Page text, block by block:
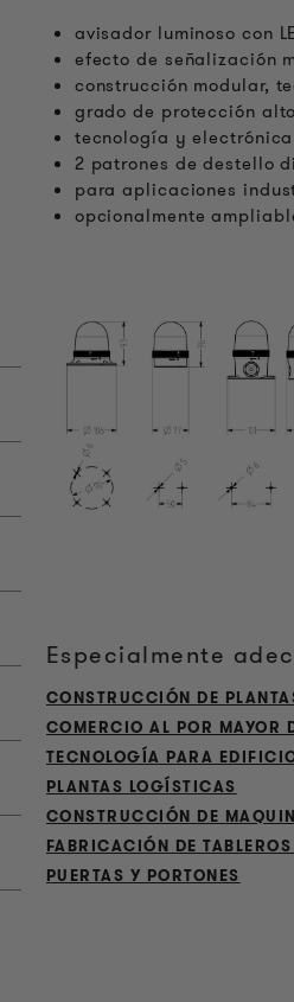
avisador luminoso con
efecto de señalización
construcción modular,
grado de protección
tecnología y electrónica
2 patrones de destello
para aplicaciones
opcionalmente
Especialmente
CONSTRUCCIÓN DE
COMERCIO AL POR MAYOR
TECNOLOGÍA PARA
PLANTAS LOGÍSTICAS
CONSTRUCCIÓN DE
FABRICACIÓN DE
PUERTAS Y PORTONES